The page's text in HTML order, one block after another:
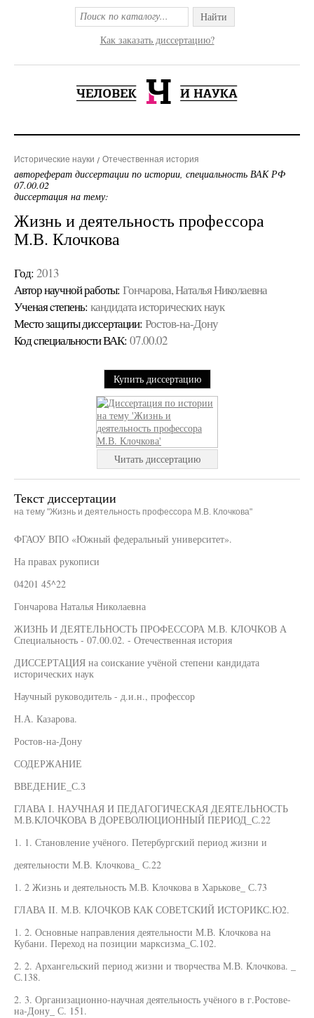
Найти
Как заказать диссертацию?
Исторические науки Отечественная история
автореферат диссертации по истории, специальность ВАК РФ
07.00.02
диссертация на тему:
Жизнь и деятельность профессора
М.В. Клочкова
Год: 2013
Автор научной работы: Гончарова, Наталья Николаевна
Ученая cтепень: кандидата исторических наук
Место защиты диссертации: Ростов-на-Дону
Код cпециальности ВАК: 07.00.02
Купить диссертацию
Читать диссертацию
Текст диссертации
на тему "Жизнь и деятельность профессора М.В. Клочкова"
ФГАОУ ВПО «Южный федеральный университет».
На правах рукописи
04201 45^22
Гончарова Наталья Николаевна
ЖИЗНЬ И ДЕЯТЕЛЬНОСТЬ ПРОФЕССОРА М.В. КЛОЧКОВ А
Специальность - 07.00.02. - Отечественная история
ДИССЕРТАЦИЯ на соискание учёной степени кандидата
исторических наук
Научный руководитель - д.и.н., профессор
Н.А. Казарова.
Ростов-на-Дону
СОДЕРЖАНИЕ
ВВЕДЕНИЕ_С.З
ГЛАВА I. НАУЧНАЯ И ПЕДАГОГИЧЕСКАЯ ДЕЯТЕЛЬНОСТЬ
М.В.КЛОЧКОВА В ДОРЕВОЛЮЦИОННЫЙ ПЕРИОД_С.22
1. 1. Становление учёного. Петербургский период жизни и
деятельности М.В. Клочкова_ С.22
1. 2 Жизнь и деятельность М.В. Клочкова в Харькове_ С.73
ГЛАВА II. М.В. КЛОЧКОВ КАК СОВЕТСКИЙ ИСТОРИКС.Ю2.
1. 2. Основные направления деятельности М.В. Клочкова на
Кубани. Переход на позиции марксизма_С.102.
2. 2. Архангельский период жизни и творчества М.В. Клочкова. _
С.138.
2. 3. Организационно-научная деятельность учёного в г.Ростове-
на-Дону_ С. 151.